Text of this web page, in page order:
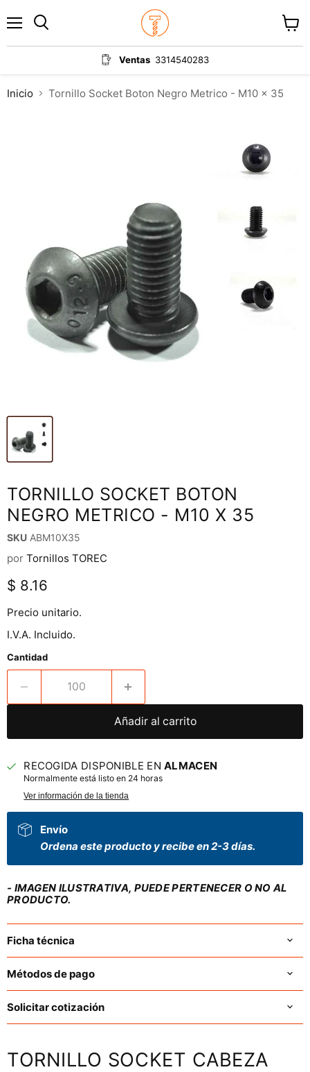
Ventas 3314540283
carrito
Inicio Tornillo Socket Boton Negro Metrico - M10 x 35
TORNILLO SOCKET BOTON
NEGRO METRICO - M10 X 35
SKU ABM10X35
por Tornillos TOREC
Precio actual
$ 8.16
Precio unitario.
I.V.A. Incluido.
Cantidad
Añadir al carrito
RECOGIDA DISPONIBLE ENALMACEN
Normalmente está listo en 24 horas
Ver información de la tienda
Envío
Ordena este producto y recibe en 2-3 días.
- IMAGEN ILUSTRATIVA, PUEDE PERTENECER O NO AL
PRODUCTO.
Ficha técnica
Métodos de pago
Solicitar cotización
TORNILLO SOCKET CABEZA